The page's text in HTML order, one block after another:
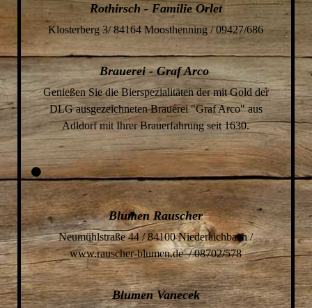
Rothirsch - Familie Orlet
Klosterberg 3/ 84164 Moosthenning / 09427/686
Brauerei - Graf Arco
Genießen Sie die Bierspezialitäten der mit Gold der
DLG ausgezeichneten Brauerei "Graf Arco" aus
Adldorf mit Ihrer Brauerfahrung seit 1630.
Blumen Rauscher
Neumühlstraße 44 / 84100 Niederaichbach /
www.rauscher-blumen.de / 08702/578
Blumen Vanecek